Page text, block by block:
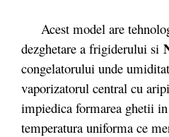
Acest model are
dezghetare a frigiderului si
congelatorului unde
vaporizatorul central cu
impiedica formarea ghetii
temperatura uniforma ce